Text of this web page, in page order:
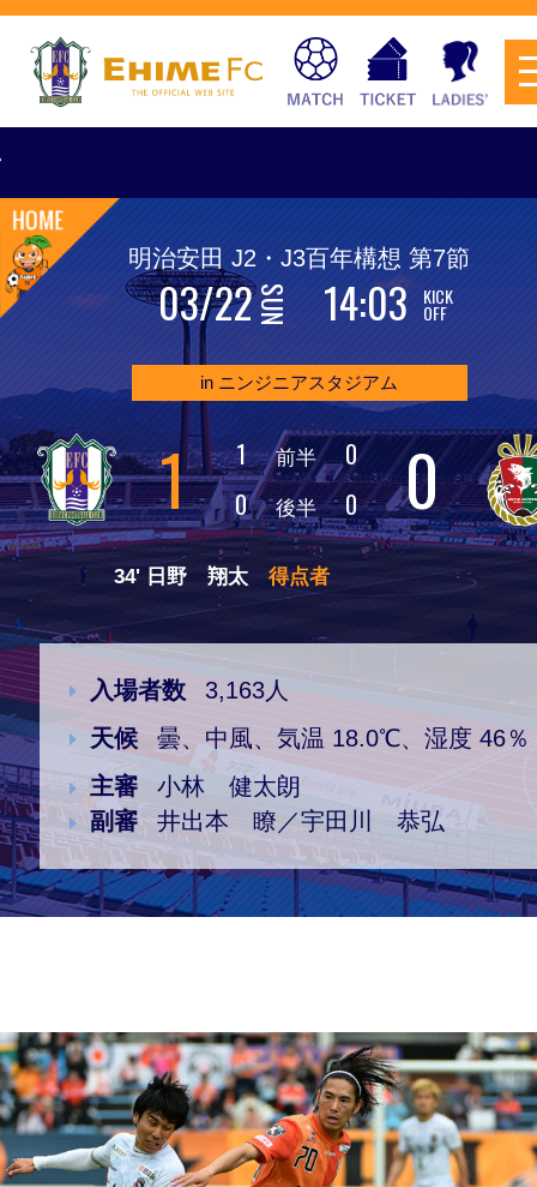
試合日程・結果 アクセス
クラブ・会社情報 レディース
スクール
ファンクラブ 試合を観戦
チケットを購入
トップチーム アカデミー
特設ページ
スケジュール
明治安田 J2・J3百年構想 第7節
03/22SUN 14:03 KICK
OFF
in ニンジニアスタジアム
1 1 前半
0
0
後半 0 0
34' 日野 翔太 得点者
入場者数
3,163人
天候 曇、中風、気温 18.0℃、湿度 46％
主審
小林 健太朗
副審 井出本 瞭／宇田川 恭弘